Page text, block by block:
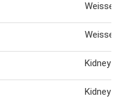
Weisse
Weisse
Kidney
Kidney